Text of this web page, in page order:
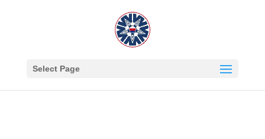
Select Page